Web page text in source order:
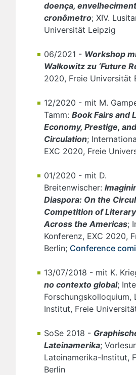
doença,
cronômetro; XIV.
Universität Leipzig
06/2021 - Workshop
Walkowitz zu ‘Future
2020, Freie Universität
12/2020 - mit M.
Tamm: Book Fairs and
Economy, Prestige,
Circulation;
EXC 2020, Freie
01/2020 - mit D.
Breitenwischer:
Diaspora: On the
Competition of
Across the Americas;
Konferenz, EXC 2020,
Berlin; Conference
13/07/2018 - mit K.
no contexto global;
Forschungskolloquium,
Institut, Freie
SoSe 2018 -
Lateinamerika;
Lateinamerika-Institut,
Berlin